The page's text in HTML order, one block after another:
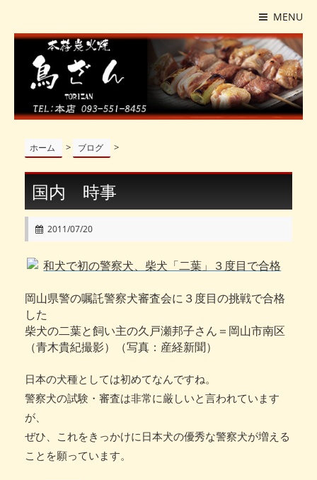
MENU
ホーム > ブログ >
国内 時事
2011/07/20
岡山県警の嘱託警察犬審査会に３度目の挑戦で合格
した
柴犬の二葉と飼い主の久戸瀬邦子さん＝岡山市南区
（青木貴紀撮影）（写真：産経新聞）
日本の犬種としては初めてなんですね。
警察犬の試験・審査は非常に厳しいと言われています
が、
ぜひ、これをきっかけに日本犬の優秀な警察犬が増える
ことを願っています。